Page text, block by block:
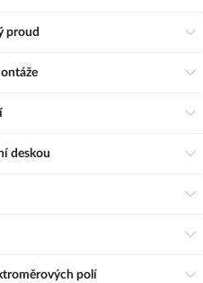
proud
deskou
polí